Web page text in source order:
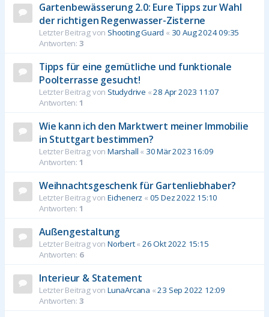
Gartenbewässerung 2.0: Eure Tipps zur Wahl
der richtigen Regenwasser-Zisterne
Letzter Beitrag von Shooting Guard « 30 Aug 2024 09:35
Antworten: 3
Tipps für eine gemütliche und funktionale
Poolterrasse gesucht!
Letzter Beitrag von Studydrive «28 Apr 2023 11:07
Antworten: 1
Wie kann ich den Marktwert meiner Immobilie
in Stuttgart bestimmen?
Letzter Beitrag von Marshall « 30 Mär 2023 16:09
Antworten: 1
Weihnachtsgeschenk für Gartenliebhaber?
Letzter Beitrag von Eichenerz « 05 Dez 2022 15:10
Antworten: 1
Außengestaltung
Letzter Beitrag von Norbert«26 Okt 2022 15:15
Antworten: 6
Interieur & Statement
Letzter Beitrag von LunaArcana «23 Sep 2022 12:09
Antworten: 3